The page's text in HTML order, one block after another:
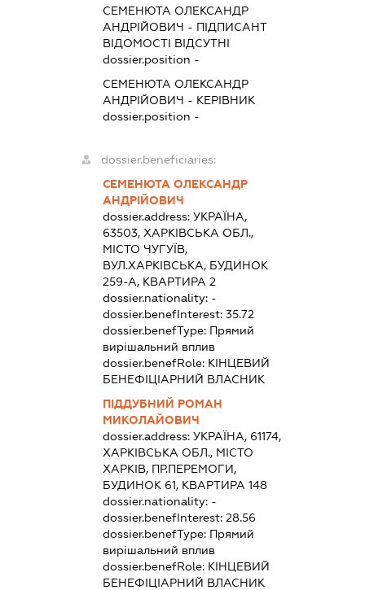
СЕМЕНЮТА ОЛЕКСАНДР
АНДРІЙОВИЧ - ПІДПИСАНТ
ВІДОМОСТІ ВІДСУТНІ
dossier.position -
СЕМЕНЮТА ОЛЕКСАНДР
АНДРІЙОВИЧ - КЕРІВНИК
dossier.position -
dossier.beneficiaries:
СЕМЕНЮТА ОЛЕКСАНДР
АНДРІЙОВИЧ
dossier.address: УКРАЇНА,
63503, ХАРКІВСЬКА ОБЛ.,
МІСТО ЧУГУЇВ,
ВУЛ.ХАРКІВСЬКА, БУДИНОК
259-А, КВАРТИРА 2
dossier.nationality: -
dossier.benefInterest: 35.72
dossier.benefType: Прямий
вирішальний вплив
dossier.benefRole: КІНЦЕВИЙ
БЕНЕФІЦІАРНИЙ ВЛАСНИК
ПІДДУБНИЙ РОМАН
МИКОЛАЙОВИЧ
dossier.address: УКРАЇНА, 61174,
ХАРКІВСЬКА ОБЛ., МІСТО
ХАРКІВ, ПР.ПЕРЕМОГИ,
БУДИНОК 61, КВАРТИРА 148
dossier.nationality: -
dossier.benefInterest: 28.56
dossier.benefType: Прямий
вирішальний вплив
dossier.benefRole: КІНЦЕВИЙ
БЕНЕФІЦІАРНИЙ ВЛАСНИК